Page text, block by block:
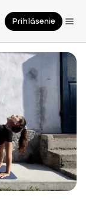
Prihlásenie